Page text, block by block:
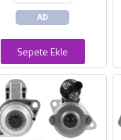
AD
Sepete Ekle